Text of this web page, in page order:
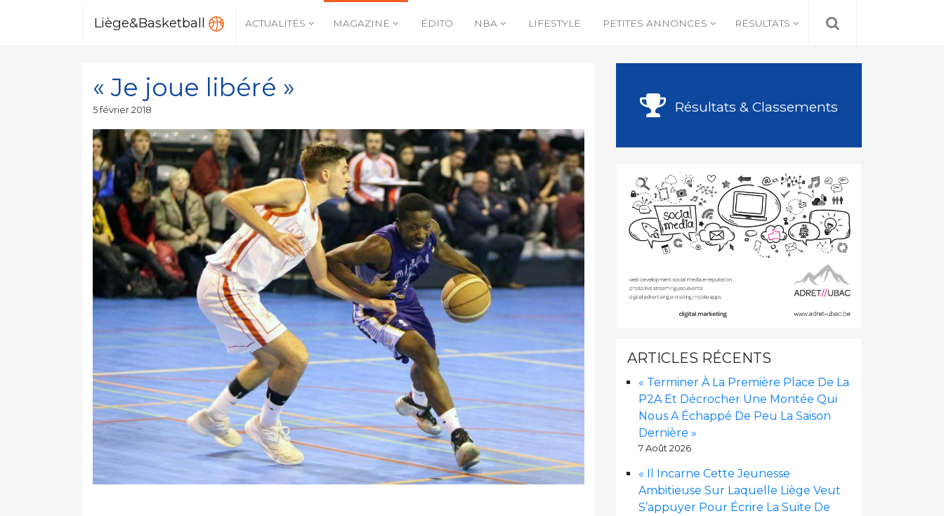
Liège&Basketball ACTUALITÉS MAGAZINE ÉDITO NBA LIFESTYLE PETITES ANNONCES RÉSULTATS
« Je joue libéré »
Publié
5 février 2018 Résultats & Classements
ARTICLES RÉCENTS
« Terminer À La Première Place De La
P2A Et Décrocher Une Montée Qui
Nous A Échappé De Peu La Saison
Dernière »
7 Août 2026
« Il Incarne Cette Jeunesse
Ambitieuse Sur Laquelle Liège Veut
S’appuyer Pour Écrire La Suite De